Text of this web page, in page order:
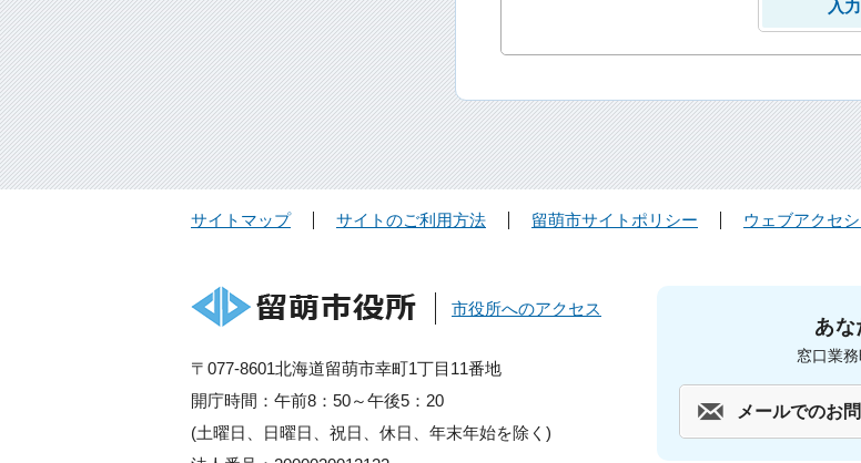
サイトマップ サイトのご利用方法 留萌市サイトポリシー ウェブアクセ
市役所へのアクセス
〒077-8601北海道留萌市幸町1丁目11番地
開庁時間：午前8：50～午後5：20
(土曜日、日曜日、祝日、休日、年末年始を除く)
あな
窓口業
メールでのお